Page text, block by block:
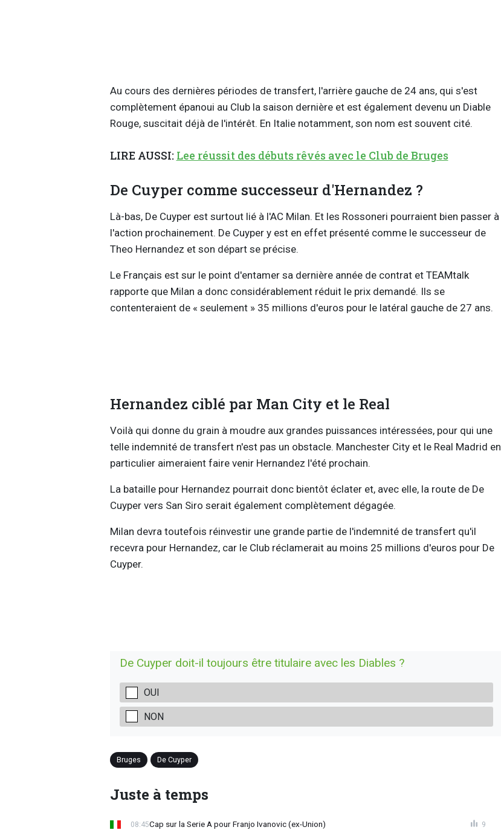
Au cours des dernières périodes de transfert, l'arrière gauche de 24 ans, qui s'est
complètement épanoui au Club la saison dernière et est également devenu un Diable
Rouge, suscitait déjà de l'intérêt. En Italie notamment, son nom est souvent cité.
LIRE AUSSI: Lee réussit des débuts rêvés avec le Club de Bruges
De Cuyper comme successeur d'Hernandez ?
Là-bas, De Cuyper est surtout lié à l'AC Milan. Et les Rossoneri pourraient bien passer à
l'action prochainement. De Cuyper y est en effet présenté comme le successeur de
Theo Hernandez et son départ se précise.
Le Français est sur le point d'entamer sa dernière année de contrat et TEAMtalk
rapporte que Milan a donc considérablement réduit le prix demandé. Ils se
contenteraient de « seulement » 35 millions d'euros pour le latéral gauche de 27 ans.
Hernandez ciblé par Man City et le Real
Voilà qui donne du grain à moudre aux grandes puissances intéressées, pour qui une
telle indemnité de transfert n'est pas un obstacle. Manchester City et le Real Madrid en
particulier aimeraient faire venir Hernandez l'été prochain.
La bataille pour Hernandez pourrait donc bientôt éclater et, avec elle, la route de De
Cuyper vers San Siro serait également complètement dégagée.
Milan devra toutefois réinvestir une grande partie de l'indemnité de transfert qu'il
recevra pour Hernandez, car le Club réclamerait au moins 25 millions d'euros pour De
Cuyper.
De Cuyper doit-il toujours être titulaire avec les Diables ?
OUI
NON
Bruges De Cuyper
Juste à temps
Cap sur la Serie A pour Franjo Ivanovic (ex-Union)
08:45 9